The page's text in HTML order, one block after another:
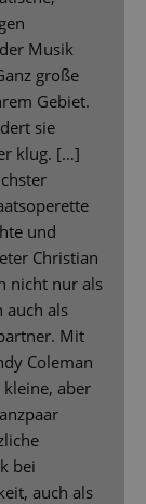
Musik
große
Gebiet.
sie
klug. […]
und
Christian
nicht nur als
auch als
Mit
Coleman
aber
bei
auch als